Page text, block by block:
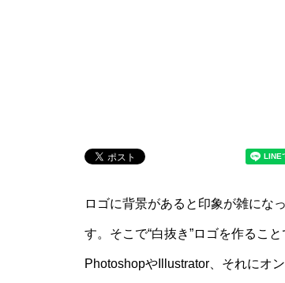
ロゴに背景があると印象が雑にな
す。そこで“白抜き”ロゴを作るこ
PhotoshopやIllustrator、それにオ